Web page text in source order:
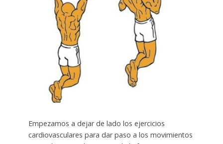
Empezamos a dejar de lado los ejercicios
cardiovasculares para dar paso a los movimientos